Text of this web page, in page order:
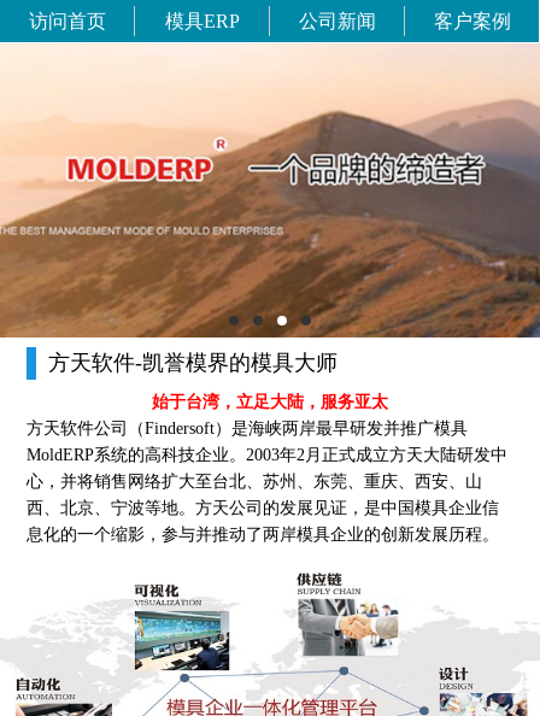
访问首页 模具ERP 公司新闻 客户案例
方天软件-凯誉模界的模具大师
始于台湾，立足大陆，服务亚太
方天软件公司（Findersoft）是海峡两岸最早研发并推广模具
MoldERP系统的高科技企业。2003年2月正式成立方天大陆研发中
心，并将销售网络扩大至台北、苏州、东莞、重庆、西安、山
西、北京、宁波等地。方天公司的发展见证，是中国模具企业信
息化的一个缩影，参与并推动了两岸模具企业的创新发展历程。